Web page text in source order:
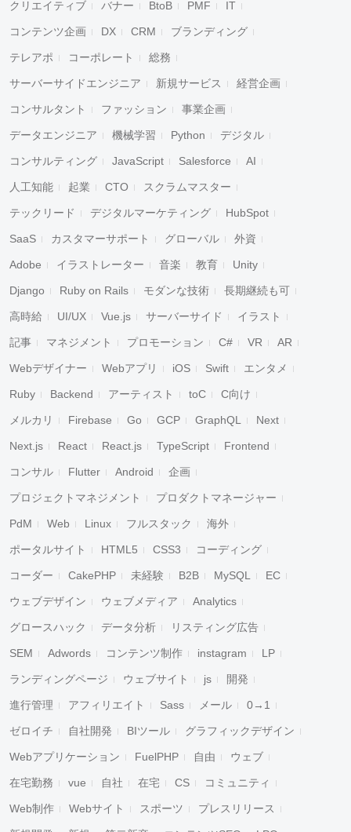
クリエイティブ バナー BtoB PMF IT
コンテンツ企画 DX CRM ブランディング
テレアポ コーポレート 総務
サーバーサイドエンジニア 新規サービス 経営企画
コンサルタント ファッション 事業企画
データエンジニア 機械学習 Python デジタル
コンサルティング JavaScript Salesforce AI
人工知能 起業 CTO スクラムマスター
テックリード デジタルマーケティング HubSpot
SaaS カスタマーサポート グローバル 外資
Adobe イラストレーター 音楽 教育 Unity
Django Ruby on Rails モダンな技術 長期継続も可
高時給 UI/UX Vue.js サーバーサイド イラスト
記事 マネジメント プロモーション C# VR AR
Webデザイナー Webアプリ iOS Swift エンタメ
Ruby Backend アーティスト toC C向け
メルカリ Firebase Go GCP GraphQL Next
Next.js React React.js TypeScript Frontend
コンサル Flutter Android 企画
プロジェクトマネジメント プロダクトマネージャー
PdM Web Linux フルスタック 海外
ポータルサイト HTML5 CSS3 コーディング
コーダー CakePHP 未経験 B2B MySQL EC
ウェブデザイン ウェブメディア Analytics
グロースハック データ分析 リスティング広告
SEM Adwords コンテンツ制作 instagram LP
ランディングページ ウェブサイト js 開発
進行管理 アフィリエイト Sass メール 0→1
ゼロイチ 自社開発 BIツール グラフィックデザイン
Webアプリケーション FuelPHP 自由 ウェブ
在宅勤務 vue 自社 在宅 CS コミュニティ
Web制作 Webサイト スポーツ プレスリリース